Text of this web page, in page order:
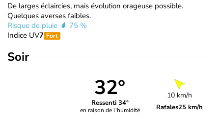
De larges éclaircies, mais évolution orageuse possible.
Quelques averses faibles.
Risque de pluie
75 %
Indice UV7 Fort
Soir
32°
Ressenti 34°
en raison de l'humidité
10 km/h
Rafales25 km/h